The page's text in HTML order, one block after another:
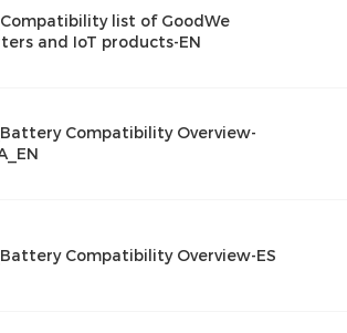
list of GoodWe
and IoT products-EN
Compatibility Overview-
Compatibility Overview-ES